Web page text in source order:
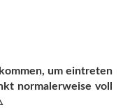
um eintreten
normalerweise voll